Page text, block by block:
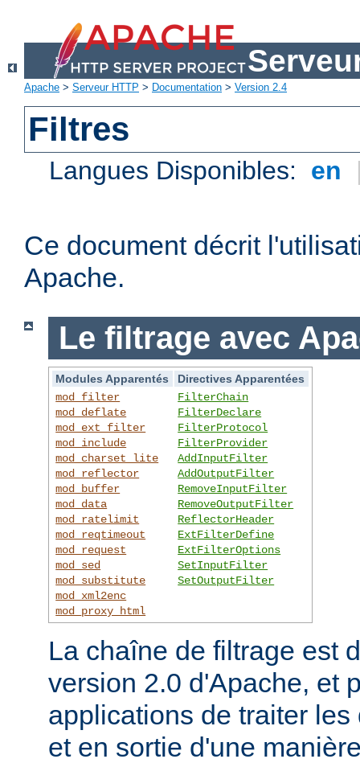
Apache > Serveur HTTP > Documentation > Version 2.4
Filtres
Langues Disponibles: en
Ce document décrit
Apache.
Le filtrage avec
Modules Apparentés
Directives Apparentées
mod_filter
mod_deflate
mod_ext_filter
mod_include
mod_charset_lite
mod_reflector
mod_buffer
mod_data
mod_ratelimit
mod_reqtimeout
mod_request
mod_sed
mod_substitute
mod_xml2enc
mod_proxy_html
FilterChain
FilterDeclare
FilterProtocol
FilterProvider
AddInputFilter
AddOutputFilter
RemoveInputFilter
RemoveOutputFilter
ReflectorHeader
ExtFilterDefine
ExtFilterOptions
SetInputFilter
SetOutputFilter
La chaîne de filtrage est
version 2.0 d'Apache, et
applications de traiter
et en sortie d'une